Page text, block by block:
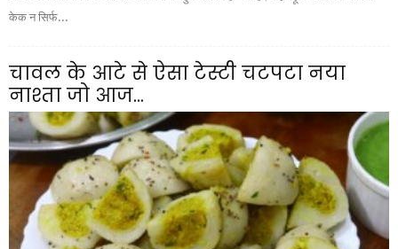
केक न सिर्फ...
चावल के आटे से ऐसा टेस्टी चटपटा नया
नाश्ता जो आज...